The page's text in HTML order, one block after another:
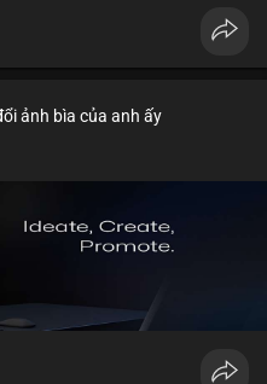
ảnh bìa của anh ấy